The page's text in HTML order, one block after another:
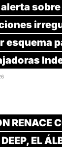
alerta
esquema
RENACE
EL